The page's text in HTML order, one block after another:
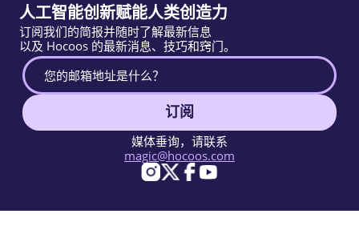
人工智能创新赋能人类创造力
订阅我们的简报并随时了解最新信息
以及 Hocoos 的最新消息、技巧和窍门。
订阅
媒体垂询，请联系
magic@hocoos.com